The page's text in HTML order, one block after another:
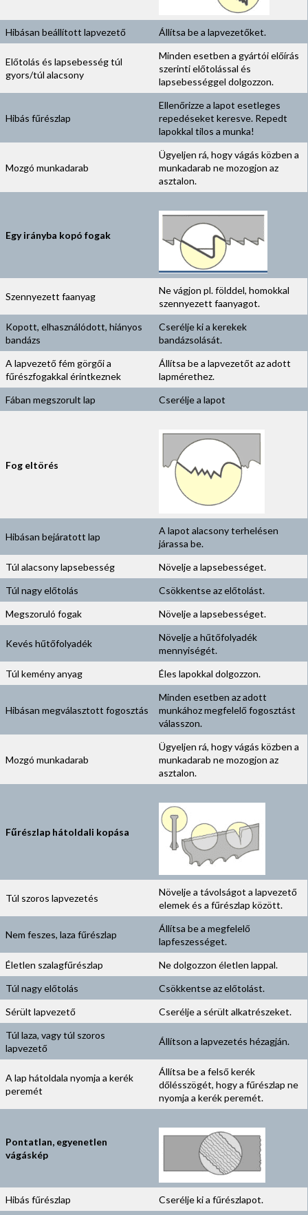
Hibásan beállított lapvezető Állítsa be a lapvezetőket.
Előtolás és lapsebesség túl
gyors/túl alacsony
Minden esetben a gyártói előírás
szerinti előtolással és
lapsebességgel dolgozzon.
Hibás fűrészlap
Ellenőrizze a lapot esetleges
repedéseket keresve. Repedt
lapokkal tilos a munka!
Mozgó munkadarab
Ügyeljen rá, hogy vágás közben a
munkadarab ne mozogjon az
asztalon.
Egy irányba kopó fogak
Szennyezett faanyag
Ne vágjon pl. földdel, homokkal
szennyezett faanyagot.
Kopott, elhasználódott, hiányos
bandázs
Cserélje ki a kerekek
bandázsolását.
A lapvezető fém görgői a
fűrészfogakkal érintkeznek
Állítsa be a lapvezetőt az adott
lapmérethez.
Fában megszorult lap
Cserélje a lapot
Fog eltörés
Hibásan bejáratott lap
A lapot alacsony terhelésen
járassa be.
Túl alacsony lapsebesség
Növelje a lapsebességet.
Túl nagy előtolás
Csökkentse az előtolást.
Megszoruló fogak
Növelje a lapsebességet.
Kevés hűtőfolyadék
Növelje a hűtőfolyadék
mennyiségét.
Túl kemény anyag
Éles lapokkal dolgozzon.
Hibásan megválasztott fogosztás
Minden esetben az adott
munkához megfelelő fogosztást
válasszon.
Mozgó munkadarab
Ügyeljen rá, hogy vágás közben a
munkadarab ne mozogjon az
asztalon.
Fűrészlap hátoldali kopása
Túl szoros lapvezetés
Növelje a távolságot a lapvezető
elemek és a fűrészlap között.
Nem feszes, laza fűrészlap
Állítsa be a megfelelő
lapfeszességet.
Életlen szalagfűrészlap
Ne dolgozzon életlen lappal.
Túl nagy előtolás
Csökkentse az előtolást.
Sérült lapvezető
Cserélje a sérült alkatrészeket.
Túl laza, vagy túl szoros
lapvezető
Állítson a lapvezetés hézagján.
A lap hátoldala nyomja a kerék
peremét
Állítsa be a felső kerék
dőlésszögét, hogy a fűrészlap ne
nyomja a kerék peremét.
Pontatlan, egyenetlen
vágáskép
Hibás fűrészlap
Cserélje ki a fűrészlapot.